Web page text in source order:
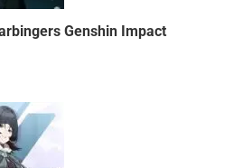
Genshin Impact